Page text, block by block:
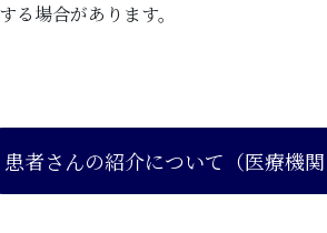
場合があります。
患者さんの紹介について （医療機